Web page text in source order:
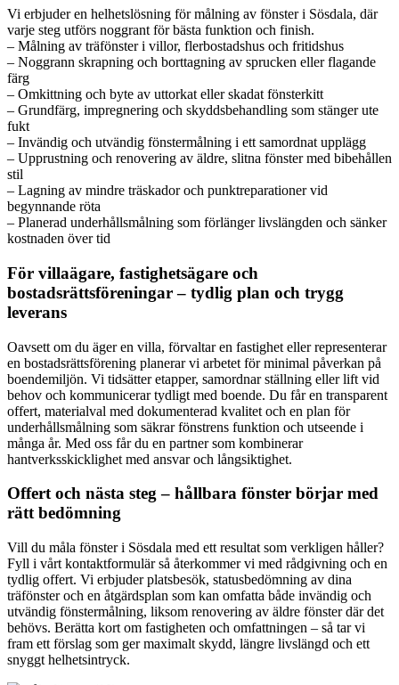
Vi erbjuder en helhetslösning för målning av fönster i Sösdala, där
varje steg utförs noggrant för bästa funktion och finish.
– Målning av träfönster i villor, flerbostadshus och fritidshus
– Noggrann skrapning och borttagning av sprucken eller flagande
färg
– Omkittning och byte av uttorkat eller skadat fönsterkitt
– Grundfärg, impregnering och skyddsbehandling som stänger ute
fukt
– Invändig och utvändig fönstermålning i ett samordnat upplägg
– Upprustning och renovering av äldre, slitna fönster med bibehållen
stil
– Lagning av mindre träskador och punktreparationer vid
begynnande röta
– Planerad underhållsmålning som förlänger livslängden och sänker
kostnaden över tid
För villaägare, fastighetsägare och
bostadsrättsföreningar – tydlig plan och trygg
leverans
Oavsett om du äger en villa, förvaltar en fastighet eller representerar
en bostadsrättsförening planerar vi arbetet för minimal påverkan på
boendemiljön. Vi tidsätter etapper, samordnar ställning eller lift vid
behov och kommunicerar tydligt med boende. Du får en transparent
offert, materialval med dokumenterad kvalitet och en plan för
underhållsmålning som säkrar fönstrens funktion och utseende i
många år. Med oss får du en partner som kombinerar
hantverksskicklighet med ansvar och långsiktighet.
Offert och nästa steg – hållbara fönster börjar med
rätt bedömning
Vill du måla fönster i Sösdala med ett resultat som verkligen håller?
Fyll i vårt kontaktformulär så återkommer vi med rådgivning och en
tydlig offert. Vi erbjuder platsbesök, statusbedömning av dina
träfönster och en åtgärdsplan som kan omfatta både invändig och
utvändig fönstermålning, liksom renovering av äldre fönster där det
behövs. Berätta kort om fastigheten och omfattningen – så tar vi
fram ett förslag som ger maximalt skydd, längre livslängd och ett
snyggt helhetsintryck.